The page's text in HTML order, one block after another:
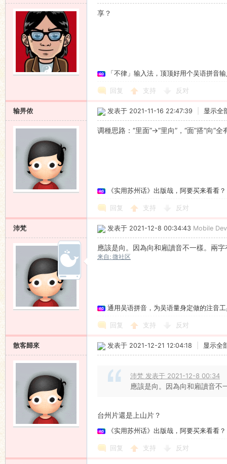
享？
「不律」输入法，顶顶好用个吴语拼音
回复 支持 反对
输畀侬 发表于 2021-11-16 22:47:39 显示全
调種思路：“里面”→“里向”，“面”搭“向”
《实用苏州话》出版哉，阿要买来看看？
回复 支持 反对
沛梵 发表于 2021-12-8 00:34:43 Mobile
應該是向。因為向和廂讀音不一樣。兩
来自: 微社区
通用吴语拼音，为吴语量身定做的注音
回复 支持 反对
散客歸來 发表于 2021-12-21 12:04:18 显示全
沛梵 发表于 2021-12-8 00:34
應該是向。因為向和廂讀音不
台州片還是上山片？
《实用苏州话》出版哉，阿要买来看看？
回复 支持 反对